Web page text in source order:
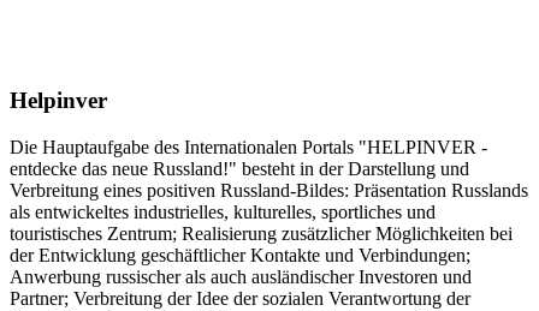
Helpinver
Die Hauptaufgabe des Internationalen Portals "HELPINVER -
entdecke das neue Russland!" besteht in der Darstellung und
Verbreitung eines positiven Russland-Bildes: Präsentation Russlands
als entwickeltes industrielles, kulturelles, sportliches und
touristisches Zentrum; Realisierung zusätzlicher Möglichkeiten bei
der Entwicklung geschäftlicher Kontakte und Verbindungen;
Anwerbung russischer als auch ausländischer Investoren und
Partner; Verbreitung der Idee der sozialen Verantwortung der